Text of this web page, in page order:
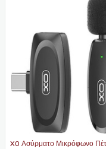
XO Ασύρματο Μικρόφωνο